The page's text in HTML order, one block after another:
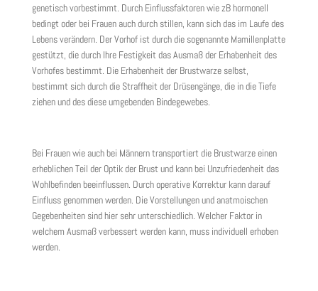
genetisch vorbestimmt. Durch Einflussfaktoren wie zB hormonell
bedingt oder bei Frauen auch durch stillen, kann sich das im Laufe des
Lebens verändern. Der Vorhof ist durch die sogenannte Mamillenplatte
gestützt, die durch Ihre Festigkeit das Ausmaß der Erhabenheit des
Vorhofes bestimmt. Die Erhabenheit der Brustwarze selbst,
bestimmt sich durch die Straffheit der Drüsengänge, die in die Tiefe
ziehen und des diese umgebenden Bindegewebes.
Bei Frauen wie auch bei Männern transportiert die Brustwarze einen
erheblichen Teil der Optik der Brust und kann bei Unzufriedenheit das
Wohlbefinden beeinflussen. Durch operative Korrektur kann darauf
Einfluss genommen werden. Die Vorstellungen und anatmoischen
Gegebenheiten sind hier sehr unterschiedlich. Welcher Faktor in
welchem Ausmaß verbessert werden kann, muss individuell erhoben
werden.